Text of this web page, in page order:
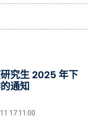
研究生 2025 年下
通知
17:11:00